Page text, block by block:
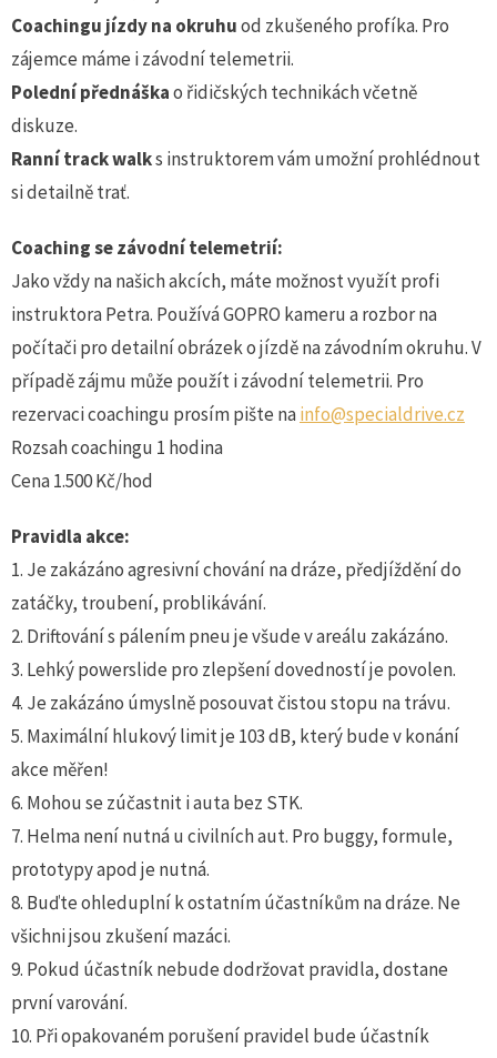
Coachingu jízdy na okruhuod zkušeného profíka. Pro
zájemce máme i závodní telemetrii.
Polední přednáškao řidičských technikách včetně
diskuze.
Ranní track walks instruktorem vám umožní prohlédnout
si detailně trať.
Coaching se závodní telemetrií:
Jako vždy na našich akcích, máte možnost využít profi
instruktora Petra. Používá GOPRO kameru a rozbor na
počítači pro detailní obrázek o jízdě na závodním okruhu. V
případě zájmu může použít i závodní telemetrii. Pro
rezervaci coachingu prosím pište nainfo@specialdrive.cz
Rozsah coachingu 1 hodina
Cena 1.500 Kč/hod
Pravidla akce:
1. Je zakázáno agresivní chování na dráze, předjíždění do
zatáčky, troubení, problikávání.
2. Driftování s pálením pneu je všude v areálu zakázáno.
3. Lehký powerslide pro zlepšení dovedností je povolen.
4. Je zakázáno úmyslně posouvat čistou stopu na trávu.
5. Maximální hlukový limit je 103 dB, který bude v konání
akce měřen!
6. Mohou se zúčastnit i auta bez STK.
7. Helma není nutná u civilních aut. Pro buggy, formule,
prototypy apod je nutná.
8. Buďte ohleduplní k ostatním účastníkům na dráze. Ne
všichni jsou zkušení mazáci.
9. Pokud účastník nebude dodržovat pravidla, dostane
první varování.
10. Při opakovaném porušení pravidel bude účastník